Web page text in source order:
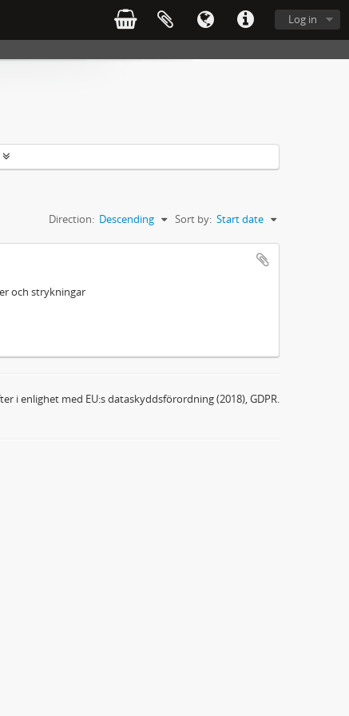
Log in
Sort by: Start date
Direction: Descending
och strykningar
i enlighet med EU:s dataskyddsförordning (2018), GDPR.